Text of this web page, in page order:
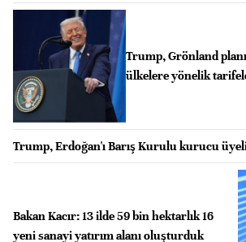
Trump, Grönland
ülkelere yönelik
Trump, Erdoğan'ı Barış Kurulu kurucu
Bakan Kacır: 13 ilde 59 bin hektarlık 16
yeni sanayi yatırım alanı oluşturduk